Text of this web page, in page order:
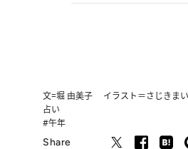
文=堀 由美子 イラスト＝さじきまい
占い
#午年
Share